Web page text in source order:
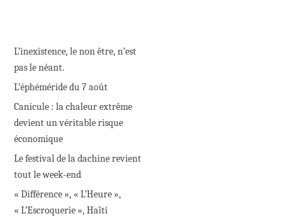
L’inexistence, le non être, n’est
pas le néant.
L’éphéméride du 7 août
Canicule : la chaleur extrême
devient un véritable risque
économique
Le festival de la dachine revient
tout le week-end
« Différence », « L’Heure »,
« L’Escroquerie », Haïti